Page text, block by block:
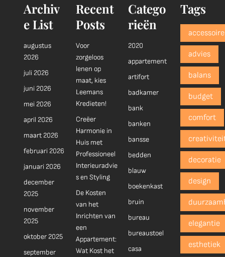
Archiv
e List
augustus
2026
juli 2026
juni 2026
mei 2026
april 2026
maart 2026
februari 2026
januari 2026
december
2025
november
2025
oktober 2025
september
Recent
Posts
Voor
zorgeloos
lenen op
maat, kies
Leemans
Kredieten!
Creëer
Harmonie in
Huis met
Professioneel
Interieuradvie
s en Styling
De Kosten
van het
Inrichten van
een
Appartement:
Wat Kost het
Catego
rieën
2020
appartement
artifort
badkamer
bank
banken
bansse
bedden
blauw
boekenkast
bruin
bureau
bureaustoel
casa
Tags
advies
balans
budget
comfort
decoratie
design
elegantie
esthetiek